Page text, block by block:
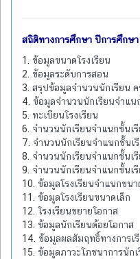
สถิติทางการศึกษา ปีการศึกษ
1. ข้อมูลขนาดโรงเรียน
2. ข้อมูลระดับการสอน
3. สรุปข้อมูลจำนวนนักเรียน
4. ข้อมูลจำนวนนักเรียนจำแน
5. ทะเบียนโรงเรียน
6. จำนวนนักเรียนจำแนกชั้นเ
7. จำนวนนักเรียนจำแนกชั้นเ
8. จำนวนนักเรียนจำแนกชั้นเ
9. จำนวนนักเรียนจำแนกชั้นเ
10. ข้อมูลโรงเรียนจำแนกขน
11. ข้อมูลโรงเรียนขนาดเล็ก
12. โรงเรียนขยายโอกาส
13. ข้อมูลนักเรียนด้อยโอกาส
14. ข้อมูลผลสัมฤทธิ์ทางการเ
15. ข้อมูลภาวะโภชนาการนักเ